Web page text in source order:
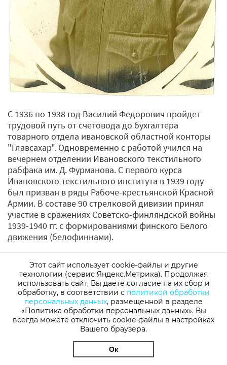
С 1936 по 1938 год Василий Федорович пройдет
трудовой путь от счетовода до бухгалтера
товарного отдела ивановской областной конторы
"Главсахар". Одновременно с работой учился на
вечернем отделении Ивановского текстильного
рабфака им. Д. Фурманова. С первого курса
Ивановского текстильного института в 1939 году
был призван в ряды Рабоче-крестьянской Красной
Армии. В составе 90 стрелковой дивизии принял
участие в сражениях Советско-финляндской войны
1939-1940 гг. с формированиями финского Белого
движения (белофиннами).
После выздоровления от ранения, полученном в
феврале 1940 года, продолжил службу в стрелковой
дивизии 15-ой армии, в составе которой летом 1940
года принял участие в освобождении Эстонии.
После провозглашения Эстонии советской
республикой, с августа 1940 года служил на границе
с Германией, в Брестской области.
"Здесь окончил полковую школу и до начала
Великой Отечественной войны в этой же полковой
Этот сайт использует cookie-файлы и другие
технологии (сервис Яндекс.Метрика). Продолжая
использовать сайт, Вы даете согласие на их сбор и
обработку, в соответствии с политикой обработки
персональных данных, размещенной в разделе
«Политика обработки персональных данных». Вы
всегда можете отключить cookie-файлы в настройках
Вашего браузера.
Ок